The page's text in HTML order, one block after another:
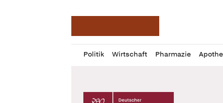
Politik Wirtschaft Pharmazie
Profil
öffnen
Daz
Pur
Deutscher Apotheker Verlag Logo